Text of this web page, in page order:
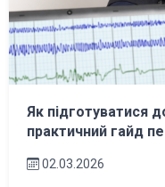
Як підготуватися
практичний гайд
02.03.2026